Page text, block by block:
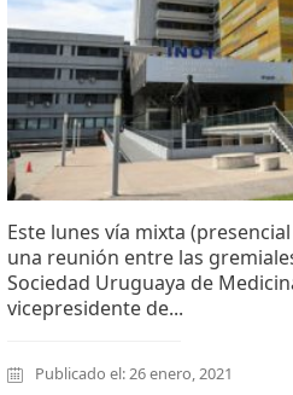
Este lunes vía mixta
una reunión entre las
Sociedad Uruguaya de
vicepresidente de...
Publicado el: 26 enero, 2021